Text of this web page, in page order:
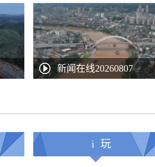
新闻在线20260807
i 玩